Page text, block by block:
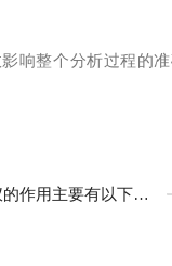
响整个分析过程的
作用主要有以下几点